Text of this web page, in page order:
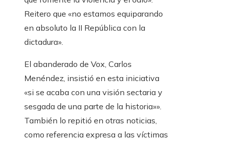
Reitero que «no estamos equiparando
en absoluto la II República con la
dictadura».
El abanderado de Vox, Carlos
Menéndez, insistió en esta iniciativa
«si se acaba con una visión sectaria y
sesgada de una parte de la historia»».
También lo repitió en otras noticias,
como referencia expresa a las víctimas